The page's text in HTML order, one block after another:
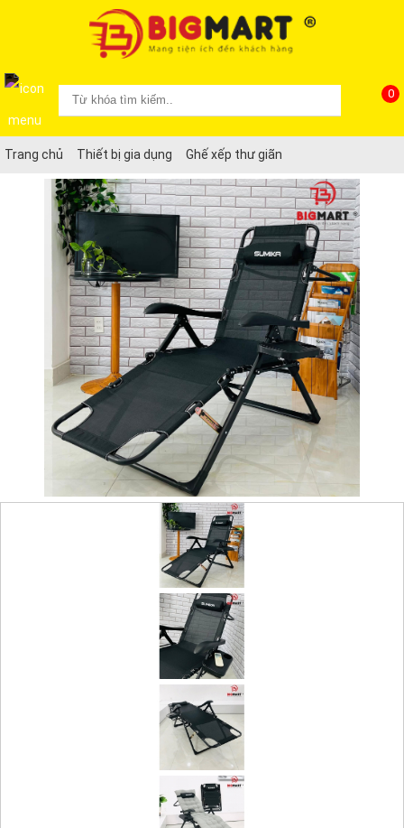
0
Trang chủ Thiết bị gia dụng Ghế xếp thư giãn